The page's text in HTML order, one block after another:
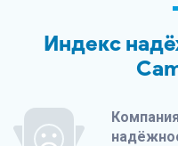
Индекс